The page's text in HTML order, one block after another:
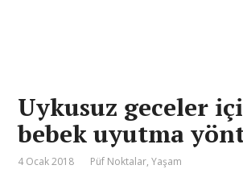
Uykusuz geceler
bebek uyutma
4 Ocak 2018 Püf Noktalar,Yaşam